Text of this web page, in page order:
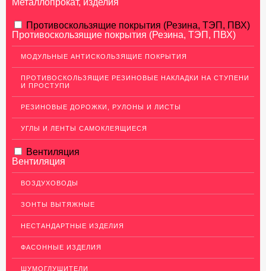
Металлопрокат, изделия
АЛЮМИНИЕВЫЙ ПРОКАТ
НЕРЖАВЕЮЩАЯ СТАЛЬ
Нержавеющие листы
Уголки из нержавеющей стали
Полоса из нержавейки
Нержавеющие трубы
ПВЛ-листы
Сетка из нержавейки
МЕДНЫЙ ПРОКАТ
ЛАТУННЫЙ ПРОКАТ
ДЕКОР НЕРЖАВЕЙКА
Противоскользящие покрытия (Резина, ТЭП, ПВХ)
Противоскользящие покрытия (Резина, ТЭП, ПВХ)
МОДУЛЬНЫЕ АНТИСКОЛЬЗЯЩИЕ ПОКРЫТИЯ
ПРОТИВОСКОЛЬЗЯЩИЕ РЕЗИНОВЫЕ НАКЛАДКИ НА СТУПЕНИ
И ПРОСТУПИ
РЕЗИНОВЫЕ ДОРОЖКИ, РУЛОНЫ И ЛИСТЫ
УГЛЫ И ЛЕНТЫ САМОКЛЕЯЩИЕСЯ
Вентиляция
Вентиляция
ВОЗДУХОВОДЫ
ЗОНТЫ ВЫТЯЖНЫЕ
НЕСТАНДАРТНЫЕ ИЗДЕЛИЯ
ФАСОННЫЕ ИЗДЕЛИЯ
ШУМОГЛУШИТЕЛИ